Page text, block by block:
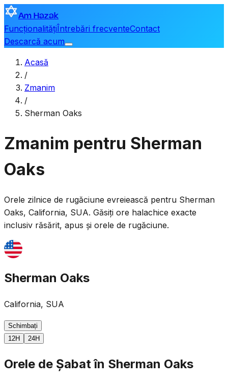
Am Hazak
FuncționalitățiÎntrebări frecventeContact
Descarcă acum
Acasă
/
Zmanim
/
Sherman Oaks
Zmanim pentru Sherman
Oaks
Orele zilnice de rugăciune evreiească pentru Sherman
Oaks, California, SUA. Găsiți ore halachice exacte
inclusiv răsărit, apus și orele de rugăciune.
Sherman Oaks
California, SUA
Schimbați
12H
24H
Orele de Șabat în Sherman Oaks